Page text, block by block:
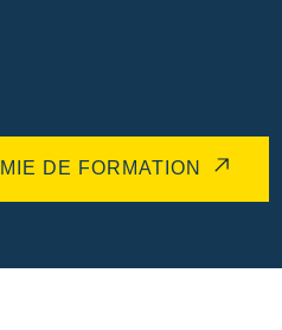
DE FORMATION